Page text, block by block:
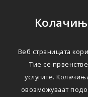
Веб страницата
Тие се
услугите.
овозможуваат